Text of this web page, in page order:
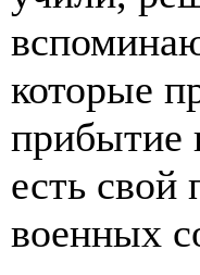
которые
прибытие
есть
военных